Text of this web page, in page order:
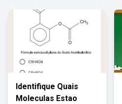
Identifique Quais
Moleculas Estao